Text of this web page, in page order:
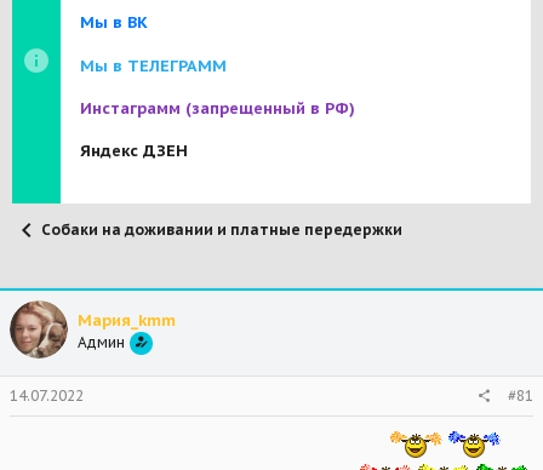
Мы в ВК
Мы в ТЕЛЕГРАММ
Инстаграмм (запрещенный в РФ)
Яндекс ДЗЕН
Собаки на доживании и платные передержки
Мария_kmm
Админ
14.07.2022 #81